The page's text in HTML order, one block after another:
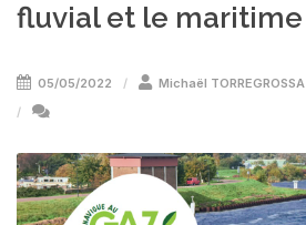
fluvial et le maritime
05/05/2022 Michaël TORREGROSSA